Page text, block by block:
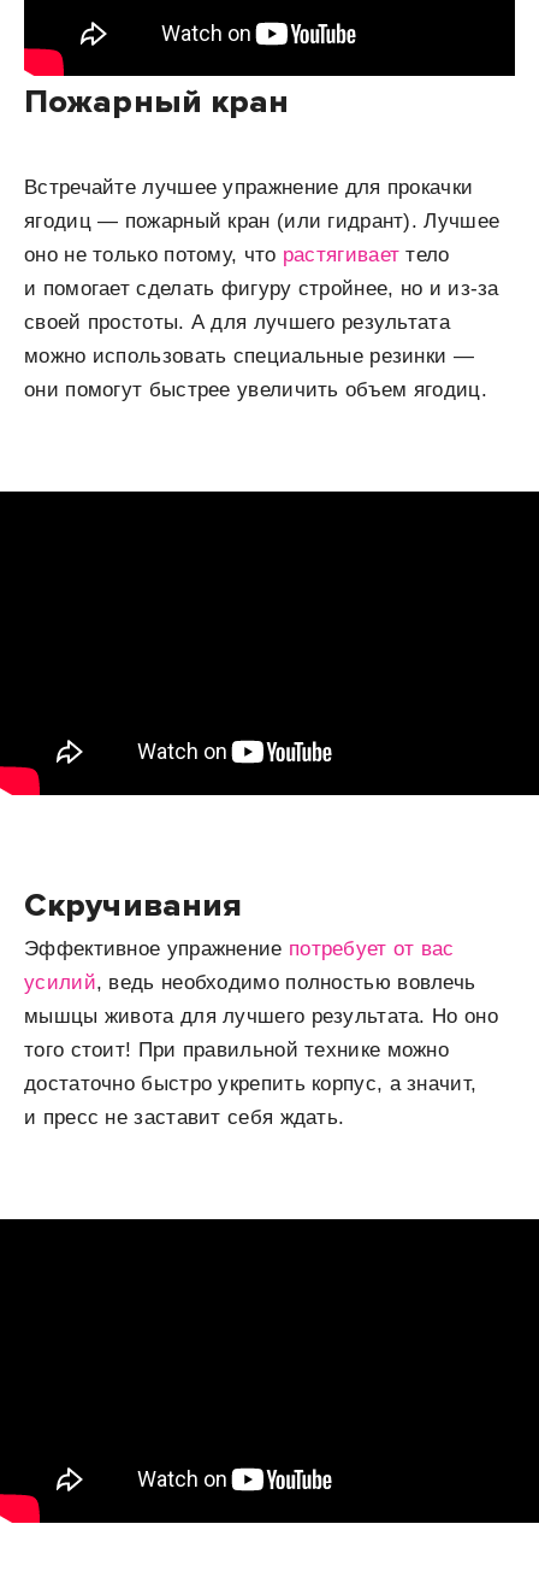
Пожарный кран
Встречайте лучшее упражнение для прокачки
ягодиц — пожарный кран (или гидрант). Лучшее
оно не только потому, что растягивает тело
и помогает сделать фигуру стройнее, но и из-за
своей простоты. А для лучшего результата
можно использовать специальные резинки —
они помогут быстрее увеличить объем ягодиц.
Скручивания
Эффективное упражнение потребует от вас
усилий, ведь необходимо полностью вовлечь
мышцы живота для лучшего результата. Но оно
того стоит! При правильной технике можно
достаточно быстро укрепить корпус, а значит,
и пресс не заставит себя ждать.